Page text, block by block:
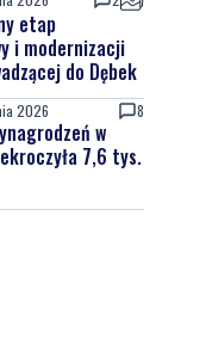
sierpnia 2026
"Ogniem
budynek"
2026
teren pod
jądrowej